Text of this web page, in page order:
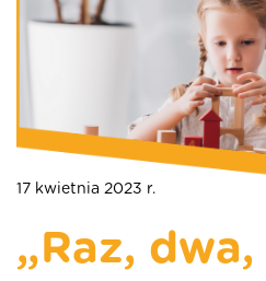
17 kwietnia 2023 r.
„Raz,